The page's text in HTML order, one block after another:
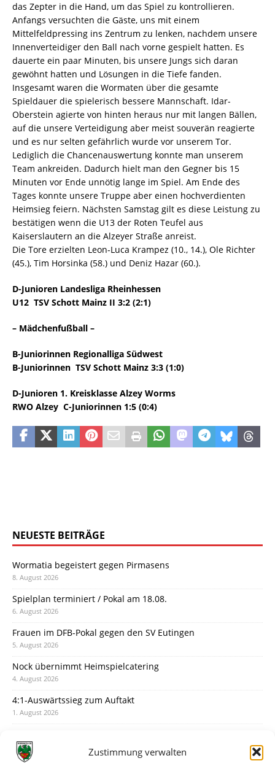
Zustimmung verwalten
das Zepter in die Hand, um das Spiel zu kontrollieren.
Anfangs versuchten die Gäste, uns mit einem
Mittelfeldpressing ins Zentrum zu lenken, nachdem unsere
Innenverteidiger den Ball nach vorne gespielt hatten. Es
dauerte ein paar Minuten, bis unsere Jungs sich daran
gewöhnt hatten und Lösungen in die Tiefe fanden.
Insgesamt waren die Wormaten über die gesamte
Spieldauer die spielerisch bessere Mannschaft. Idar-
Oberstein agierte von hinten heraus nur mit langen Bällen,
auf die unsere Verteidigung aber meist souverän reagierte
und es nur selten gefährlich wurde vor unserem Tor.
Lediglich die Chancenauswertung konnte man unserem
Team ankreiden. Dadurch hielt man den Gegner bis 15
Minuten vor Ende unnötig lange im Spiel. Am Ende des
Tages konnte unsere Truppe aber einen hochverdienten
Heimsieg feiern. Nächsten Samstag gilt es diese Leistung zu
bestätigen wenn die U13 der Roten Teufel aus
Kaiserslautern an die Alzeyer Straße anreist.
Die Tore erzielten Leon-Luca Krampez (10., 14.), Ole Richter
(45.), Tim Horsinka (58.) und Deniz Hazar (60.).
D-Junioren Landesliga Rheinhessen
U12  TSV Schott Mainz II 3:2 (2:1)
– Mädchenfußball –
B-Juniorinnen Regionalliga Südwest
B-Juniorinnen TSV Schott Mainz 3:3 (1:0)
D-Junioren 1. Kreisklasse Alzey Worms
RWO Alzey C-Juniorinnen 1:5 (0:4)
NEUESTE BEITRÄGE
Wormatia begeistert gegen Pirmasens
8. August 2026
Spielplan terminiert / Pokal am 18.08.
6. August 2026
Frauen im DFB-Pokal gegen den SV Eutingen
5. August 2026
Nock übernimmt Heimspielcatering
4. August 2026
4:1-Auswärtssieg zum Auftakt
1. August 2026
31. Juli 2026